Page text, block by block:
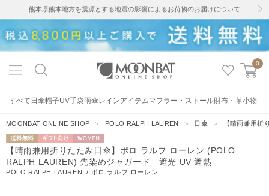
熊本県熊本地方を震源とする地震の影響によるお荷物のお届けについて
0
すべて 日傘帽子UV手袋雨傘レインアイテムマフラー・ストール財布・革小物
MOONBAT ONLINE SHOP ＞ POLO RALPH LAUREN ＞ 日傘 ＞ 【晴雨兼用
送料無料 ギフト向
け
WOMEN
【晴雨兼用折りたたみ日傘】ポロ ラルフ ローレン (POLO
RALPH LAUREN) 先染めジャガード 遮光 UV 遮熱
POLO RALPH LAUREN / ポロ ラルフ ローレン